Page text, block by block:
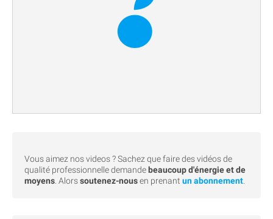
Vous aimez nos videos ? Sachez que faire des vidéos de
qualité professionnelle demande beaucoup d'énergie et de
moyens. Alorssoutenez-nousen prenant un abonnement.